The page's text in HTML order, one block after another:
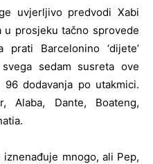
uvjerljivo predvodi Xabi
prosjeku tačno sprovede
Barcelonino ‘dijete’
sedam susreta ove
dodavanja po utakmici.
Alaba, Dante, Boateng,
mnogo, ali Pep,